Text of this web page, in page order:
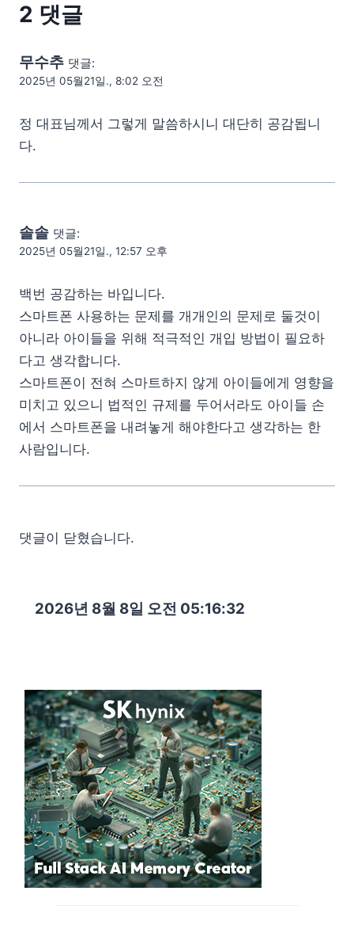
2 댓글
무수추 댓글:
2025년 05월21일., 8:02 오전
정 대표님께서 그렇게 말씀하시니 대단히 공감됩니
다.
솔솔 댓글:
2025년 05월21일., 12:57 오후
백번 공감하는 바입니다.
스마트폰 사용하는 문제를 개개인의 문제로 둘것이
아니라 아이들을 위해 적극적인 개입 방법이 필요하
다고 생각합니다.
스마트폰이 전혀 스마트하지 않게 아이들에게 영향을
미치고 있으니 법적인 규제를 두어서라도 아이들 손
에서 스마트폰을 내려놓게 해야한다고 생각하는 한
사람입니다.
댓글이 닫혔습니다.
2026년 8월 8일 오전 05:16:33